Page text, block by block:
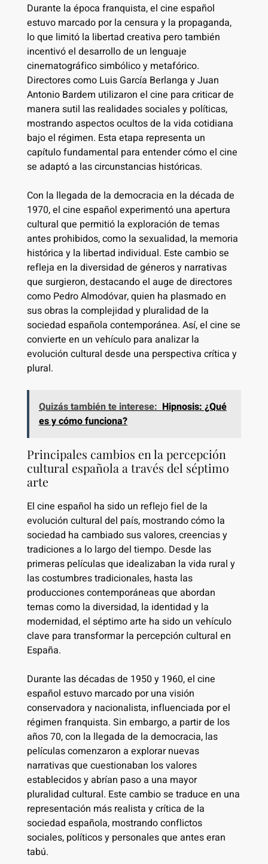
Durante la época franquista, el cine español
estuvo marcado por la censura y la propaganda,
lo que limitó la libertad creativa pero también
incentivó el desarrollo de un lenguaje
cinematográfico simbólico y metafórico.
Directores como Luis García Berlanga y Juan
Antonio Bardem utilizaron el cine para criticar de
manera sutil las realidades sociales y políticas,
mostrando aspectos ocultos de la vida cotidiana
bajo el régimen. Esta etapa representa un
capítulo fundamental para entender cómo el cine
se adaptó a las circunstancias históricas.
Con la llegada de la democracia en la década de
1970, el cine español experimentó una apertura
cultural que permitió la exploración de temas
antes prohibidos, como la sexualidad, la memoria
histórica y la libertad individual. Este cambio se
refleja en la diversidad de géneros y narrativas
que surgieron, destacando el auge de directores
como Pedro Almodóvar, quien ha plasmado en
sus obras la complejidad y pluralidad de la
sociedad española contemporánea. Así, el cine se
convierte en un vehículo para analizar la
evolución cultural desde una perspectiva crítica y
plural.
Quizás también te interese: Hipnosis: ¿Qué
es y cómo funciona?
Principales cambios en la percepción
cultural española a través del séptimo
arte
El cine español ha sido un reflejo fiel de la
evolución cultural del país, mostrando cómo la
sociedad ha cambiado sus valores, creencias y
tradiciones a lo largo del tiempo. Desde las
primeras películas que idealizaban la vida rural y
las costumbres tradicionales, hasta las
producciones contemporáneas que abordan
temas como la diversidad, la identidad y la
modernidad, el séptimo arte ha sido un vehículo
clave para transformar la percepción cultural en
España.
Durante las décadas de 1950 y 1960, el cine
español estuvo marcado por una visión
conservadora y nacionalista, influenciada por el
régimen franquista. Sin embargo, a partir de los
años 70, con la llegada de la democracia, las
películas comenzaron a explorar nuevas
narrativas que cuestionaban los valores
establecidos y abrían paso a una mayor
pluralidad cultural. Este cambio se traduce en una
representación más realista y crítica de la
sociedad española, mostrando conflictos
sociales, políticos y personales que antes eran
tabú.